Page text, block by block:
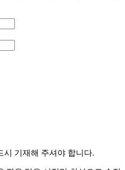
시 기재해 주셔야 합니다.